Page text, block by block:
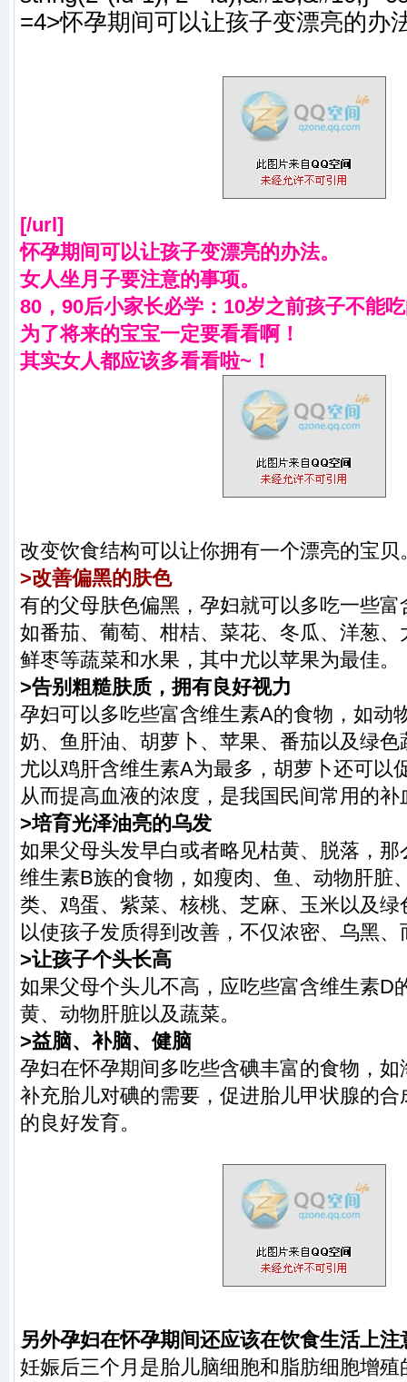
=4>怀孕期间可以让孩子变漂亮的办
[/url]
怀孕期间可以让孩子变漂亮的办法。
女人坐月子要注意的事项。
80，90后小家长必学：10岁之前孩子不能
为了将来的宝宝一定要看看啊！
其实女人都应该多看看啦~！
改变饮食结构可以让你拥有一个漂亮的宝贝
>改善偏黑的肤色
有的父母肤色偏黑，孕妇就可以多吃一些
如番茄、葡萄、柑桔、菜花、冬瓜、洋葱
鲜枣等蔬菜和水果，其中尤以苹果为最佳。
>告别粗糙肤质，拥有良好视力
孕妇可以多吃些富含维生素A的食物，如动
奶、鱼肝油、胡萝卜、苹果、番茄以及绿
尤以鸡肝含维生素A为最多，胡萝卜还可以
从而提高血液的浓度，是我国民间常用的补
>培育光泽油亮的乌发
如果父母头发早白或者略见枯黄、脱落，
维生素B族的食物，如瘦肉、鱼、动物肝脏
类、鸡蛋、紫菜、核桃、芝麻、玉米以及
以使孩子发质得到改善，不仅浓密、乌黑
>让孩子个头长高
如果父母个头儿不高，应吃些富含维生素D
黄、动物肝脏以及蔬菜。
>益脑、补脑、健脑
孕妇在怀孕期间多吃些含碘丰富的食物，
补充胎儿对碘的需要，促进胎儿甲状腺的
的良好发育。
另外孕妇在怀孕期间还应该在饮食生活上
妊娠后三个月是胎儿脑细胞和脂肪细胞增殖